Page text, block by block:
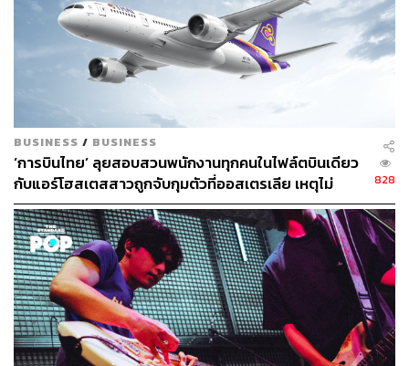
BUSINESS / BUSINESS
‘การบินไทย’ ลุยสอบสวนพนักงานทุกคนในไฟล์ตบินเดียว
กับแอร์โฮสเตสสาวถูกจับกุมตัวที่ออสเตรเลีย เหตุไม่
สามารถสอบสวนแอร์ฯที่ถูกจับได้โดยตรง
828